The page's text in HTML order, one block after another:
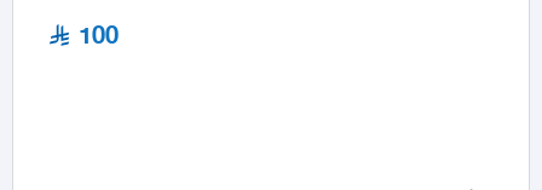
100